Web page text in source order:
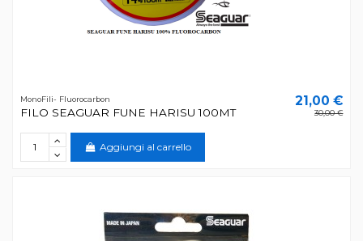
MonoFili- Fluorocarbon
FILO SEAGUAR FUNE HARISU 100MT
21,00 €
30,00 €
Aggiungi al carrello